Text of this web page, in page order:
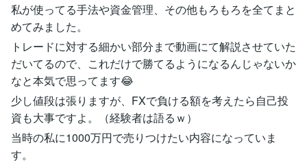
私が使ってる手法や資金管理、その他もろもろを全てまと
めてみました。
トレードに対する細かい部分まで動画にて解説させていた
だいてるので、これだけで勝てるようになるんじゃないか
なと本気で思ってます😂
少し値段は張りますが、FXで負ける額を考えたら自己投
資も大事ですよ。（経験者は語るｗ）
当時の私に1000万円で売りつけたい内容になっていま
す。